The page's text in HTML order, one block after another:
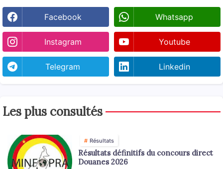
Facebook Whatsapp
Instagram Youtube
Telegram Linkedin
Les plus consultés
Résultats
Résultats définitifs du concours direct
Douanes 2026